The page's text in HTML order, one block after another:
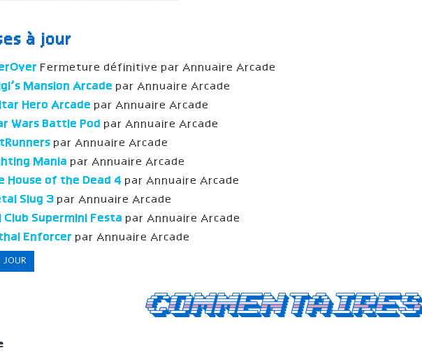
à jour
Fermeture définitive par Annuaire Arcade
Mansion Arcade par Annuaire Arcade
Hero Arcade par Annuaire Arcade
Wars Battle Pod par Annuaire Arcade
par Annuaire Arcade
Mania par Annuaire Arcade
House of the Dead 4 par Annuaire Arcade
Slug 3 par Annuaire Arcade
Club Supermini Festa par Annuaire Arcade
Enforcer par Annuaire Arcade
JOUR
Commentaires